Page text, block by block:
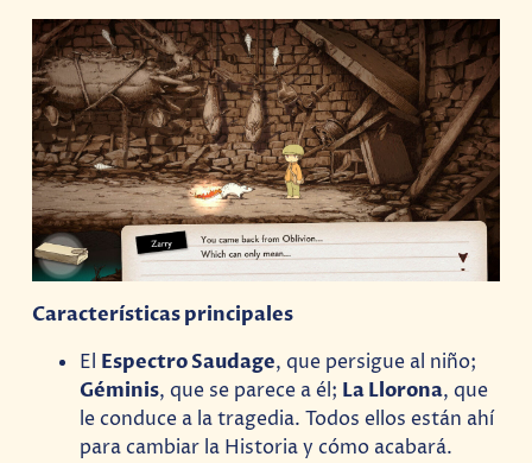
Características principales
El Espectro Saudage, que persigue al niño;
Géminis, que se parece a él; La Llorona, que
le conduce a la tragedia. Todos ellos están ahí
para cambiar la Historia y cómo acabará.